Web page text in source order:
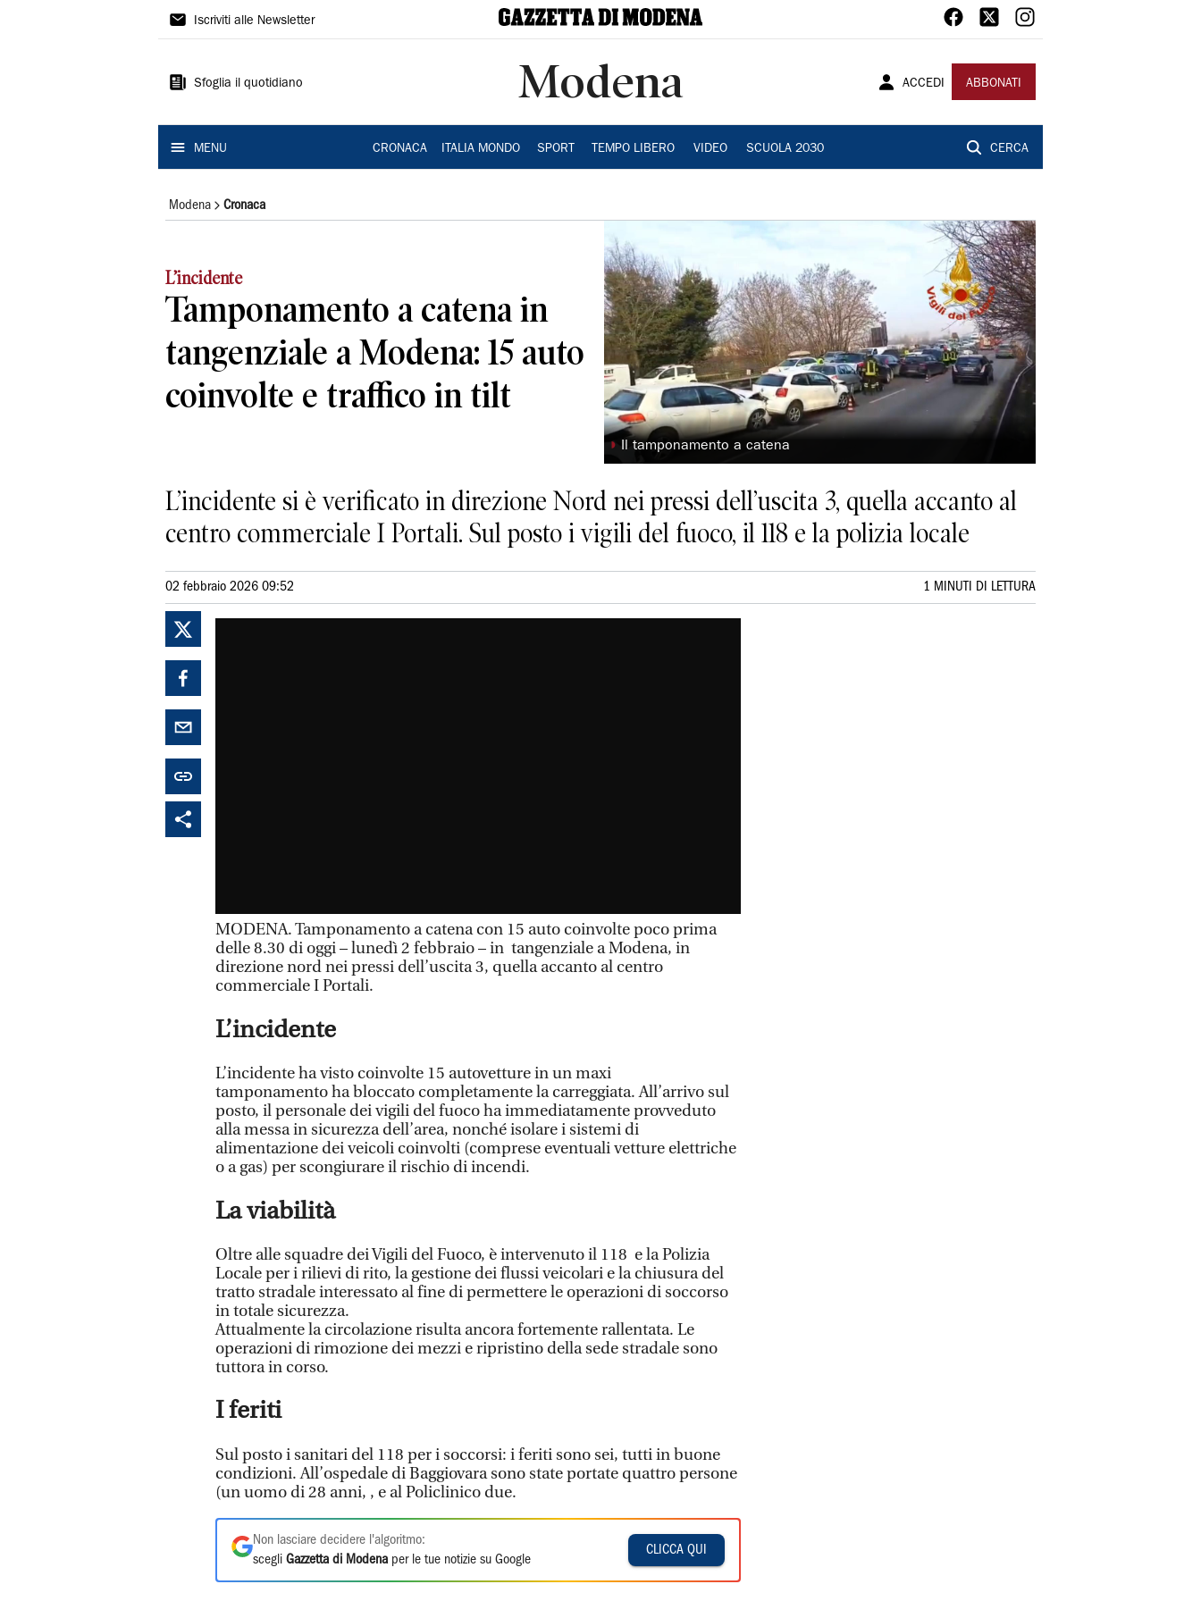
Gazzetta
Modena
Iscriviti alle Newsletter
Sfoglia il quotidiano Modena ACCEDI ABBONATI
MENU CRONACA ITALIA MONDO SPORT TEMPO LIBERO VIDEO SCUOLA 2030 CERCA
Modena Cronaca
L’incidente
Tamponamento a catena in
tangenziale a Modena: 15 auto
coinvolte e traffico in tilt
◗ Il tamponamento a catena
L’incidente si è verificato in direzione Nord nei pressi dell’uscita 3, quella accanto al
centro commerciale I Portali. Sul posto i vigili del fuoco, il 118 e la polizia locale
02 febbraio 2026 09:52 1 MINUTI DI LETTURA
MODENA. Tamponamento a catena con 15 auto coinvolte poco prima
delle 8.30 di oggi – lunedì 2 febbraio – in tangenziale a Modena, in
direzione nord nei pressi dell’uscita 3, quella accanto al centro
commerciale I Portali.
L’incidente
L’incidente ha visto coinvolte 15 autovetture in un maxi
tamponamento ha bloccato completamente la carreggiata. All’arrivo sul
posto, il personale dei vigili del fuoco ha immediatamente provveduto
alla messa in sicurezza dell’area, nonché isolare i sistemi di
alimentazione dei veicoli coinvolti (comprese eventuali vetture elettriche
o a gas) per scongiurare il rischio di incendi.
La viabilità
Oltre alle squadre dei Vigili del Fuoco, è intervenuto il 118 e la Polizia
Locale per i rilievi di rito, la gestione dei flussi veicolari e la chiusura del
tratto stradale interessato al fine di permettere le operazioni di soccorso
in totale sicurezza.
Attualmente la circolazione risulta ancora fortemente rallentata. Le
operazioni di rimozione dei mezzi e ripristino della sede stradale sono
tuttora in corso.
I feriti
Sul posto i sanitari del 118 per i soccorsi: i feriti sono sei, tutti in buone
condizioni. All’ospedale di Baggiovara sono state portate quattro persone
(un uomo di 28 anni, , e al Policlinico due.
Non lasciare decidere l'algoritmo:
scegli Gazzetta di Modena per le tue notizie su Google
CLICCA QUI